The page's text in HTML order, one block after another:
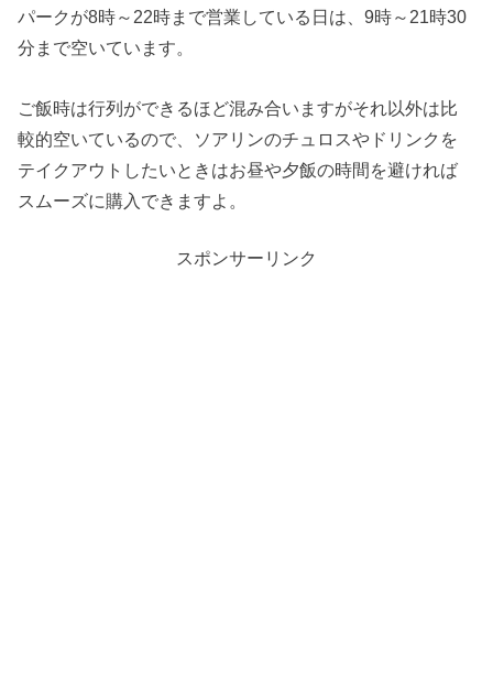
パークが8時～22時まで営業している日は、9時～21時30
分まで空いています。
ご飯時は行列ができるほど混み合いますがそれ以外は比
較的空いているので、ソアリンのチュロスやドリンクを
テイクアウトしたいときはお昼や夕飯の時間を避ければ
スムーズに購入できますよ。
スポンサーリンク